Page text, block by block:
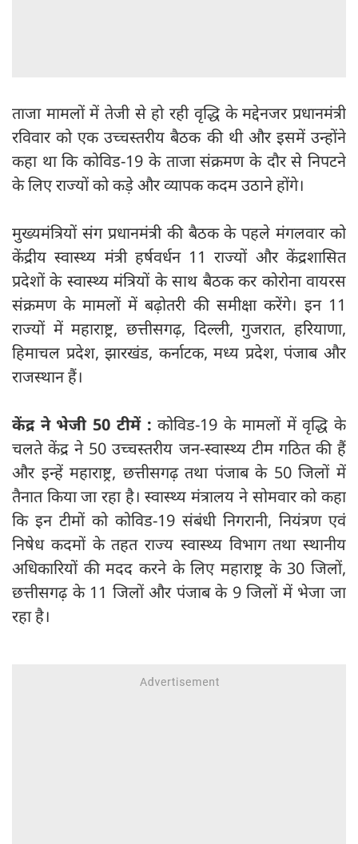
ताजा मामलों में तेजी से हो रही वृद्धि के मद्देनजर प्रधानमंत्री
रविवार को एक उच्चस्तरीय बैठक की थी और इसमें उन्होंने
कहा था कि कोविड-19 के ताजा संक्रमण के दौर से निपटने
के लिए राज्यों को कड़े और व्यापक कदम उठाने होंगे।
मुख्यमंत्रियों संग प्रधानमंत्री की बैठक के पहले मंगलवार को
केंद्रीय स्वास्थ्य मंत्री हर्षवर्धन 11 राज्यों और केंद्रशासित
प्रदेशों के स्वास्थ्य मंत्रियों के साथ बैठक कर कोरोना वायरस
संक्रमण के मामलों में बढ़ोतरी की समीक्षा करेंगे। इन 11
राज्यों में महाराष्ट्र, छत्तीसगढ़, दिल्ली, गुजरात, हरियाणा,
हिमाचल प्रदेश, झारखंड, कर्नाटक, मध्य प्रदेश, पंजाब और
राजस्थान हैं।
केंद्र ने भेजी 50 टीमें :कोविड-19 के मामलों में वृद्धि के
चलते केंद्र ने 50 उच्चस्तरीय जन-स्वास्थ्य टीम गठित की हैं
और इन्हें महाराष्ट्र, छत्तीसगढ़ तथा पंजाब के 50 जिलों में
तैनात किया जा रहा है। स्वास्थ्य मंत्रालय ने सोमवार को कहा
कि इन टीमों को कोविड-19 संबंधी निगरानी, नियंत्रण एवं
निषेध कदमों के तहत राज्य स्वास्थ्य विभाग तथा स्थानीय
अधिकारियों की मदद करने के लिए महाराष्ट्र के 30 जिलों,
छत्तीसगढ़ के 11 जिलों और पंजाब के 9 जिलों में भेजा जा
रहा है।